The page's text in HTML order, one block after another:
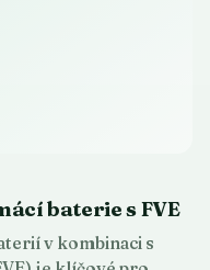
baterie s FVE
v kombinaci s